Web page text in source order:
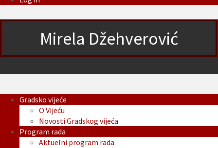
Mirela Džehverović
Gradsko vijeće
O Vijeću
Novosti Gradskog vijeća
Program rada
Aktuelni program rada